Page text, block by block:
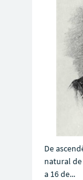
De
natural de
a 16 de...